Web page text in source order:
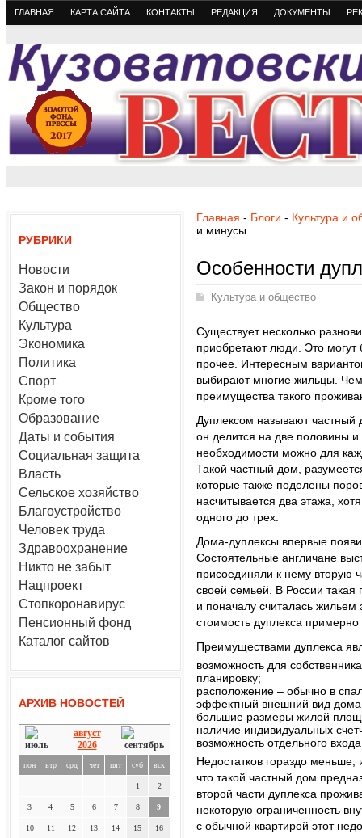
ГЛАВНАЯ КАРТА САЙТА КОНТАКТЫ РЕДАКЦИЯ ДОКУМЕНТЫ
РУБРИКИ
Новости
Закон и порядок
Общество
Культура
Экономика
Политика
Спорт
Кроме того
Образование
Даты и события
Социальная защита
Власть
Сельское хозяйство
Благоустройство
Человек труда
Здравоохранение
Никто не забыт
Нацпроект
Стопкоронавирус
Пенсионный фонд
Каталог сайтов
АРХИВ НОВОСТЕЙ
август
2026
пон втр срд чет пят суб вск
1 2
3 4 5 6 7 8 9
10 11 12 13 14 15 16
Главная - Блоги - Культура и
и минусы
Особенности
Культура и общество
Существует несколько
приобретают люди. Это могут
прочее. Интересным
выбирают многие жильцы.
преимущества такого
Дуплексом называют
он делится на две половины
необходимости можно для
Такой частный дом,
которые также поделены
насчитывается два этажа,
одного до трех.
Дома-дуплексы впервые
Состоятельные англичане
присоединяли к нему вторую
своей семьей. В России такая
и поначалу считалась
стоимость дуплекса
Преимуществами дуплекса
возможность для
планировку;
расположение – обычно в
эффектный внешний вид
большие размеры жилой
наличие индивидуальных
возможность отдельного
Недостатков гораздо
что такой частный дом
второй части дуплекса
некоторую ограниченность
с обычной квартирой этот